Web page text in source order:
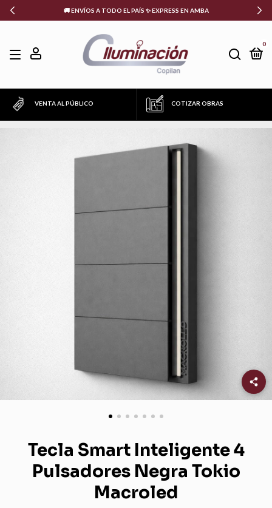
🚚 ENVÍOS A TODO EL PAÍS ✨ EXPRESS EN AMBA
0
VENTA AL PÚBLICO COTIZAR OBRAS
Tecla Smart Inteligente 4
Pulsadores Negra Tokio
Macroled